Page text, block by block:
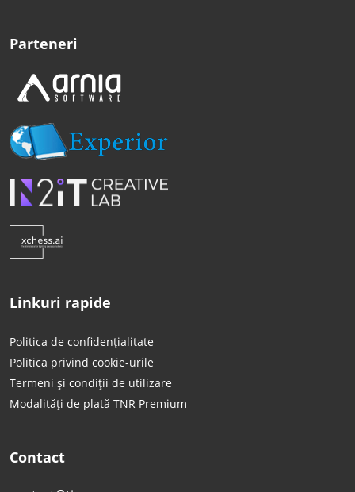
Parteneri
Linkuri rapide
Politica de confidențialitate
Politica privind cookie-urile
Termeni și condiții de utilizare
Modalități de plată TNR Premium
Contact